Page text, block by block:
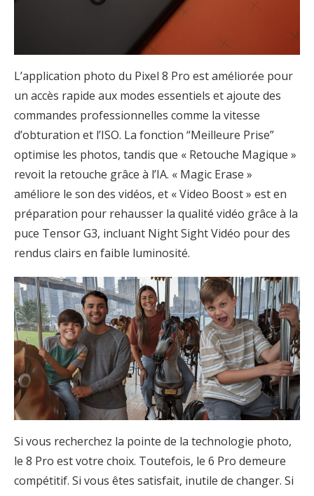
L’application photo du Pixel 8 Pro est améliorée pour
un accès rapide aux modes essentiels et ajoute des
commandes professionnelles comme la vitesse
d’obturation et l’ISO. La fonction “Meilleure Prise”
optimise les photos, tandis que « Retouche Magique »
revoit la retouche grâce à l’IA. « Magic Erase »
améliore le son des vidéos, et « Video Boost » est en
préparation pour rehausser la qualité vidéo grâce à la
puce Tensor G3, incluant Night Sight Vidéo pour des
rendus clairs en faible luminosité.
Si vous recherchez la pointe de la technologie photo,
le 8 Pro est votre choix. Toutefois, le 6 Pro demeure
compétitif. Si vous êtes satisfait, inutile de changer. Si